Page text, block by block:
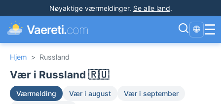
Nøyaktige værmeldinger. Se alle land.
Vaereti.com 🌐 ☰
Hjem > Russland
Vær i Russland 🇷🇺
Værmelding Vær i august
Vær i september